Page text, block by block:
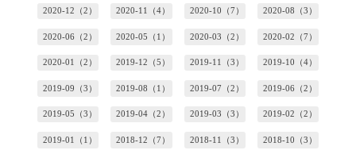
2020-12（2） 2020-11（4） 2020-10（7） 2020-08（3）
2020-06（2） 2020-05（1） 2020-03（2） 2020-02（7）
2020-01（2） 2019-12（5） 2019-11（3） 2019-10（4）
2019-09（3） 2019-08（1） 2019-07（2） 2019-06（2）
2019-05（3） 2019-04（2） 2019-03（3） 2019-02（2）
2019-01（1） 2018-12（7） 2018-11（3） 2018-10（3）